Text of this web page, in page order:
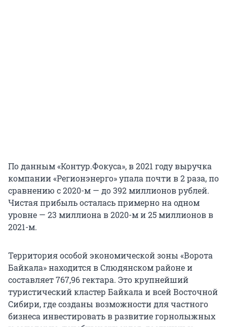
По данным «Контур.Фокуса», в 2021 году выручка
компании «Регионэнерго» упала почти в 2 раза, по
сравнению с 2020-м — до 392 миллионов рублей.
Чистая прибыль осталась примерно на одном
уровне — 23 миллиона в 2020-м и 25 миллионов в
2021-м.
Территория особой экономической зоны «Ворота
Байкала» находится в Слюдянском районе и
составляет 767,96 гектара. Это крупнейший
туристический кластер Байкала и всей Восточной
Сибири, где созданы возможности для частного
бизнеса инвестировать в развитие горнолыжных